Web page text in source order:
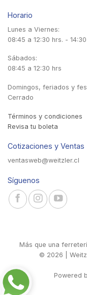
Horario
Lunes a Viernes:
08:45 a 12:30 hrs. -
Sábados:
08:45 a 12:30 hrs
Domingos, feriados y
Cerrado
Términos y condiciones
Revisa tu boleta
Cotizaciones y Ventas
ventasweb@weitzler.cl
Síguenos
Más que una
© 2026 |
Powered